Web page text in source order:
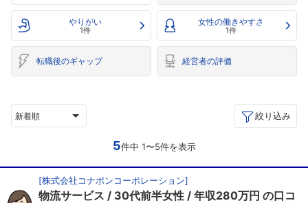
やりがい
1件
女性の働きやすさ
1件
転職後のギャップ 経営者の評価
新着順 絞り込み
5件中 1〜5件を表示
[株式会社コナポンコーポレーション]
物流サービス 30代前半女性 年収280万円 の口コ